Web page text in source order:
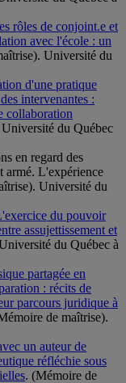
rôles de conjoint.e et
avec l'école : un
Université du
d'une pratique
intervenantes :
collaboration
du Québec
en regard des
armé. L'expérience
Université du
du pouvoir
assujettissement et
du Québec à
partagée en
: récits de
parcours juridique à
de maîtrise).
un auteur de
réfléchie sous
. (Mémoire de